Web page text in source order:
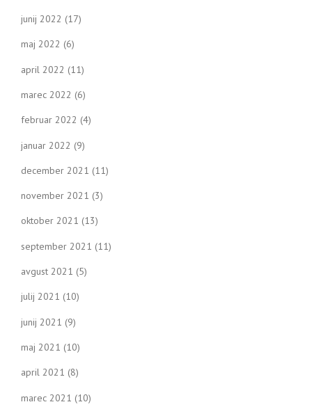
junij 2022 (17)
maj 2022 (6)
april 2022 (11)
marec 2022 (6)
februar 2022 (4)
januar 2022 (9)
december 2021 (11)
november 2021 (3)
oktober 2021 (13)
september 2021 (11)
avgust 2021 (5)
julij 2021 (10)
junij 2021 (9)
maj 2021 (10)
april 2021 (8)
marec 2021 (10)